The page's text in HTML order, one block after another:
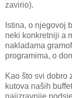
zavirio).
Istina, o njegovoj
neki konkretniji a
nakladama
programima, o
Kao što svi dobro
kutova naših
najizravnije